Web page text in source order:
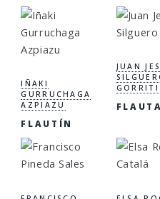
IÑAKI
GURRUCHAGA
AZPIAZU
FLAUTÍN
JUAN
GORRITI
FLAUTA